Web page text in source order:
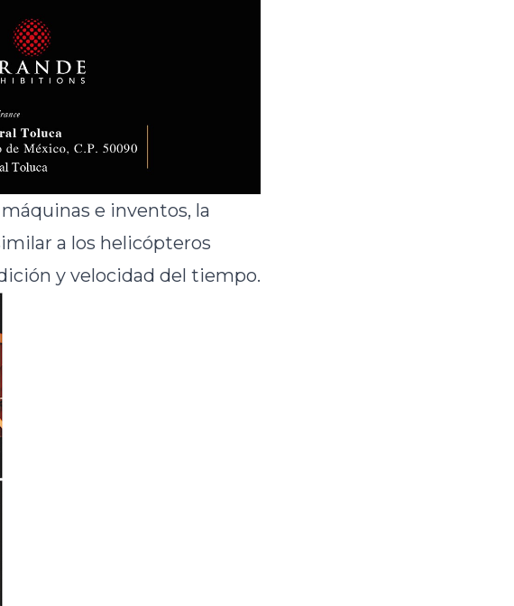
e inventos, la
a los helicópteros
y velocidad del tiempo.